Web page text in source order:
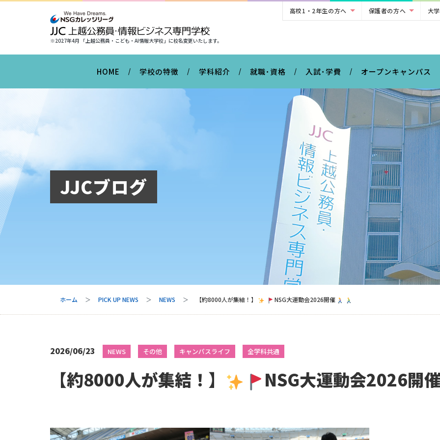
高校1・2年生の方へ 保護者の方へ 大
※2027年4月 「上越公務員・こども・AI情報大学校」に校名変更いたします。
HOME 学校の特徴 学科紹介 就職･資格 入試･学費 オープンキャンパス
JJCブログ
ホーム PICK UP NEWS NEWS 【約8000人が集結！】 NSG大運動会2026開催
2026/06/23 NEWS その他 キャンパスライフ 全学科共通
【約8000人が集結！】 NSG大運動会2026開